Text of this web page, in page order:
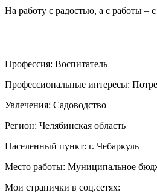
На работу с радостью, а с работы –
Профессия: Воспитатель
Профессиональные интересы:
Увлечения: Садоводство
Регион: Челябинская область
Населенный пункт: г. Чебаркуль
Место работы: Муниципальное
Мои странички в соц.сетях: